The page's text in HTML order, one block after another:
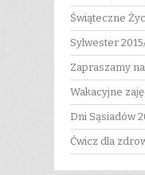
Świąteczne
Sylwester
Zapraszamy na
Wakacyjne
Dni Sąsiadów
Ćwicz dla